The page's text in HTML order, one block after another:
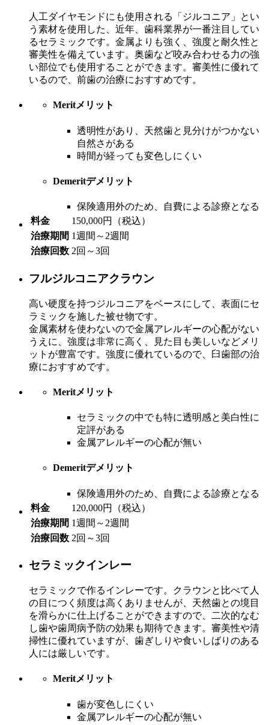
人工ダイヤモンドにも使用される「ジルコニア」とい
う素材を使用した、近年、歯科業界が一番注目してい
るセラミックです。金属よりも強く、強度と耐久性と
審美性を備えています。奥歯など咬み合わせる力の強
い部位でも使用することができます。審美性に優れて
いるので、前歯の治療におすすめです。
Meritメリット
透明性があり、天然歯と見分けがつかない
自然さがある
時間が経っても変色しにくい
Demeritデメリット
保険適用外のため、自費による診療となる
料金
150,000円（税込）
治療期間 1週間～2週間
治療回数 2回～3回
フルジルコニアクラウン
高い硬度を持つジルコニアをベースにして、表面にセ
ラミックを施した被せ物です。
金属素材を使わないので金属アレルギーの心配がない
うえに、強度は非常に高く、見た目も美しいなどメリ
ットが豊富です。強度に優れているので、臼歯部の治
療におすすめです。
Meritメリット
セラミックの中でも特に透明感と美白性に
定評がある
金属アレルギーの心配が無い
Demeritデメリット
保険適用外のため、自費による診療となる
料金
120,000円（税込）
治療期間 1週間～2週間
治療回数 2回～3回
セラミックインレー
セラミックで作るインレーです。クラウンと比べて人
の目につく頻度は高くありませんが、天然歯との境目
を滑らかに仕上げることができますので、二次的なむ
し歯や歯周病予防の効果も期待できます。審美性や清
掃性に優れていますが、歯ぎしりや食いしばりのある
人には厳しいです。
Meritメリット
歯が変色しにくい
金属アレルギーの心配が無い